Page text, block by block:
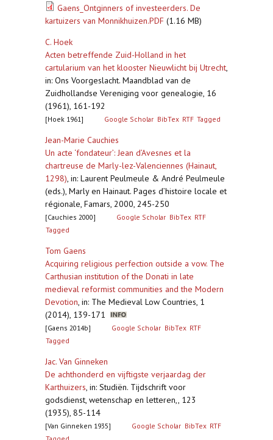
Gaens_Ontginners of investeerders. De
kartuizers van Monnikhuizen.PDF (1.16 MB)
C. Hoek
Acten betreffende Zuid-Holland in het
cartularium van het klooster Nieuwlicht bij Utrecht,
in: Ons Voorgeslacht. Maandblad van de
Zuidhollandse Vereniging voor genealogie, 16
(1961), 161-192
[Hoek 1961] Google Scholar BibTex RTF Tagged
Jean-Marie Cauchies
Un acte ‘fondateur’: Jean d’Avesnes et la
chartreuse de Marly-lez-Valenciennes (Hainaut,
1298), in: Laurent Peulmeule & André Peulmeule
(eds.), Marly en Hainaut. Pages d’histoire locale et
régionale, Famars, 2000, 245-250
[Cauchies 2000] Google Scholar BibTex RTF
Tagged
Tom Gaens
Acquiring religious perfection outside a vow. The
Carthusian institution of the Donati in late
medieval reformist communities and the Modern
Devotion, in: The Medieval Low Countries, 1
(2014), 139-171
[Gaens 2014b] Google Scholar BibTex RTF
Tagged
Jac. Van Ginneken
De achthonderd en vijftigste verjaardag der
Karthuizers, in: Studiën. Tijdschrift voor
godsdienst, wetenschap en letteren,, 123
(1935), 85-114
[Van Ginneken 1935] Google Scholar BibTex RTF